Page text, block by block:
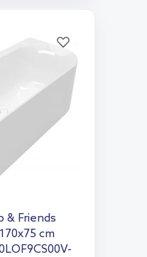
& Friends
cm